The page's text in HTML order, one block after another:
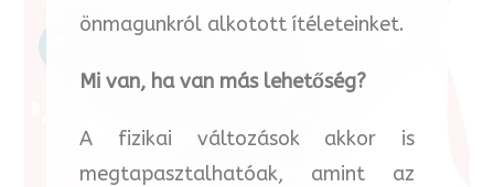
önmagunkról alkotott ítéleteinket.
Mi van, ha van más lehetőség?
A fizikai változások akkor is
megtapasztalhatóak, amint az